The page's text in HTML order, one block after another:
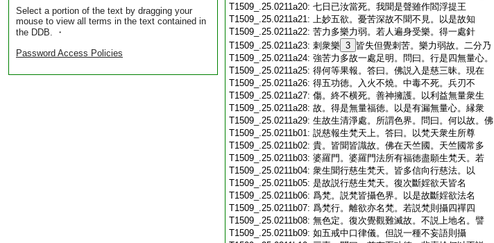
Select a portion of the text by dragging your
mouse to view all terms in the text contained in
the DDB. ・
Password Access Policies
T1509_.25.0211a20: 七日已汝當死。我聞是聲雖作閻浮提王
T1509_.25.0211a21: 上妙五欲。憂苦深故不聞不見。以是故知
T1509_.25.0211a22: 苦力多樂力弱。若人遍身受樂。得一處針
T1509_.25.0211a23: 刺衆樂 3 皆失但覺刺苦。樂力弱故。二分乃
T1509_.25.0211a24: 強苦力多故一處足明。問曰。行是四無量心。
T1509_.25.0211a25: 得何等果報。答曰。佛説入是慈三昧。現在
T1509_.25.0211a26: 得五功徳。入火不燒。中毒不死。兵刃不
T1509_.25.0211a27: 傷。終不横死。善神擁護。以利益無量衆生
T1509_.25.0211a28: 故。得是無量福徳。以是有漏無量心。縁衆
T1509_.25.0211a29: 生故生清淨處。所謂色界。問曰。何以故。佛
T1509_.25.0211b01: 説慈報生梵天上。答曰。以梵天衆生所尊
T1509_.25.0211b02: 貴。皆聞皆識故。佛在天竺國。天竺國常多
T1509_.25.0211b03: 婆羅門。婆羅門法所有福徳盡願生梵天。若
T1509_.25.0211b04: 衆生聞行慈生梵天。皆多信向行慈法。以
T1509_.25.0211b05: 是故説行慈生梵天。復次斷婬欲天皆名
T1509_.25.0211b06: 爲梵。説梵皆攝色界。以是故斷婬欲法名
T1509_.25.0211b07: 爲梵行。離欲亦名梵。若説梵則攝四禪四
T1509_.25.0211b08: 無色定。復次覺觀難滅故。不説上地名。譬
T1509_.25.0211b09: 如五戒中口律儀。但説一種不妄語則攝